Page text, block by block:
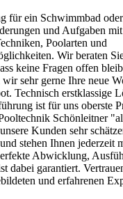
für ein Schwimmbad
und Aufgaben
Poolarten und
Wir beraten
keine Fragen offen
sehr gerne Ihre neue
Technisch erstklassige
ist für uns oberste
Schönleitner
Kunden sehr
stehen Ihnen jederzeit
Abwicklung,
dabei garantiert.
und erfahrenen